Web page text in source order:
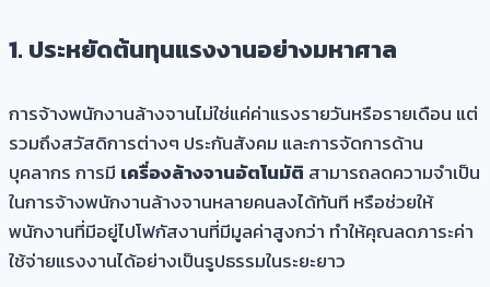
1. ประหยัดต้นทุนแรงงานอย่างมหาศาล
การจ้างพนักงานล้างจานไม่ใช่แค่ค่าแรงรายวันหรือรายเดือน แต่
รวมถึงสวัสดิการต่างๆ ประกันสังคม และการจัดการด้าน
บุคลากร การมี เครื่องล้างจานอัตโนมัติ สามารถลดความจำเป็น
ในการจ้างพนักงานล้างจานหลายคนลงได้ทันที หรือช่วยให้
พนักงานที่มีอยู่ไปโฟกัสงานที่มีมูลค่าสูงกว่า ทำให้คุณลดภาระค่า
ใช้จ่ายแรงงานได้อย่างเป็นรูปธรรมในระยะยาว